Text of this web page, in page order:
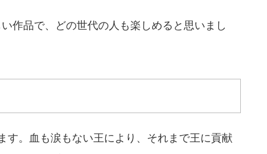
作品で、どの世代の人も楽しめると思いまし
す。血も涙もない王により、それまで王に貢献